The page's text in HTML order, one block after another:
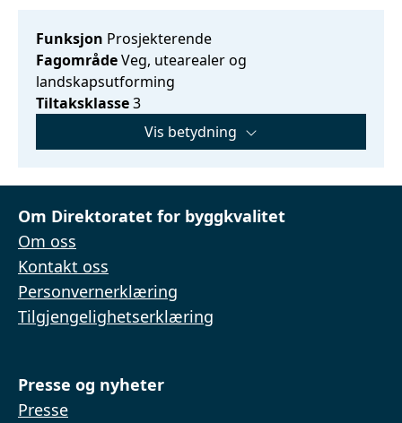
Funksjon Prosjekterende
FagområdeVeg, utearealer og
landskapsutforming
Tiltaksklasse3
Vis betydning
Om Direktoratet for byggkvalitet
Om oss
Kontakt oss
Personvernerklæring
Tilgjengelighetserklæring
Presse og nyheter
Presse